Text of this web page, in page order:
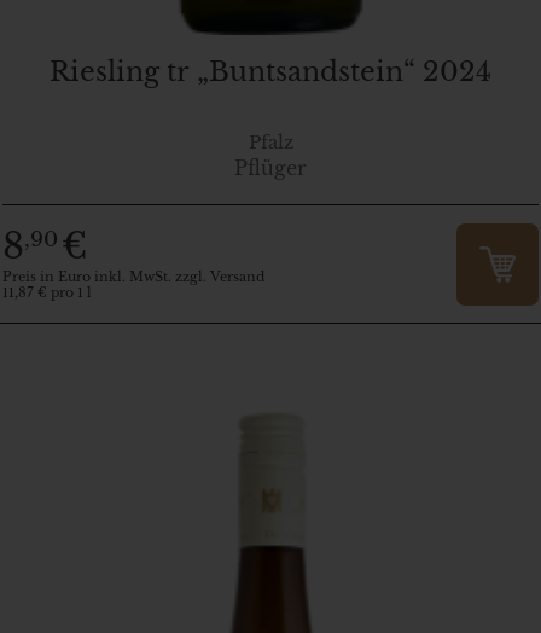
Riesling tr „Buntsandstein“ 2024
Pfalz
Pflüger
8,90 €
Preis in Euro inkl. MwSt. zzgl. Versand
11,87 € pro 1 l